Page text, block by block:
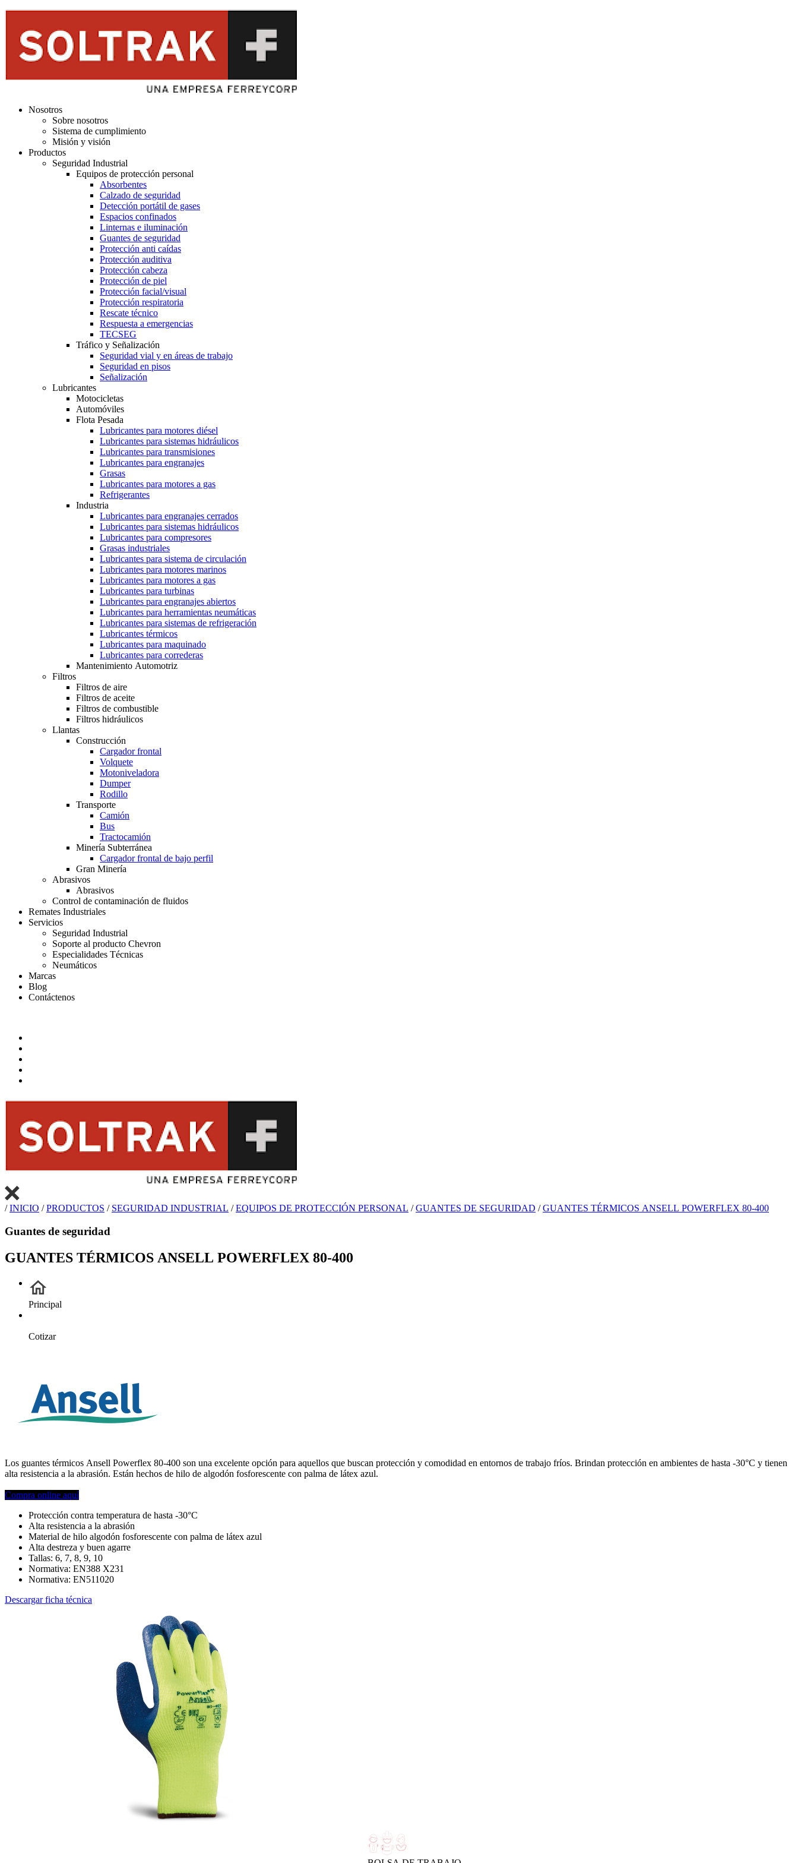
Nosotros
Sobre nosotros
Sistema de cumplimiento
Misión y visión
Productos
Seguridad Industrial
Equipos de protección personal
Absorbentes
Calzado de seguridad
Detección portátil de gases
Espacios confinados
Linternas e iluminación
Guantes de seguridad
Protección anti caídas
Protección auditiva
Protección cabeza
Protección de piel
Protección facial/visual
Protección respiratoria
Rescate técnico
Respuesta a emergencias
TECSEG
Tráfico y Señalización
Seguridad vial y en áreas de trabajo
Seguridad en pisos
Señalización
Lubricantes
Motocicletas
Automóviles
Flota Pesada
Lubricantes para motores diésel
Lubricantes para sistemas hidráulicos
Lubricantes para transmisiones
Lubricantes para engranajes
Grasas
Lubricantes para motores a gas
Refrigerantes
Industria
Lubricantes para engranajes cerrados
Lubricantes para sistemas hidráulicos
Lubricantes para compresores
Grasas industriales
Lubricantes para sistema de circulación
Lubricantes para motores marinos
Lubricantes para motores a gas
Lubricantes para turbinas
Lubricantes para engranajes abiertos
Lubricantes para herramientas neumáticas
Lubricantes para sistemas de refrigeración
Lubricantes térmicos
Lubricantes para maquinado
Lubricantes para correderas
Mantenimiento Automotriz
Filtros
Filtros de aire
Filtros de aceite
Filtros de combustible
Filtros hidráulicos
Llantas
Construcción
Cargador frontal
Volquete
Motoniveladora
Dumper
Rodillo
Transporte
Camión
Bus
Tractocamión
Minería Subterránea
Cargador frontal de bajo perfil
Gran Minería
Abrasivos
Abrasivos
Control de contaminación de fluidos
Remates Industriales
Servicios
Seguridad Industrial
Soporte al producto Chevron
Especialidades Técnicas
Neumáticos
Marcas
Blog
Contáctenos
/INICIO /PRODUCTOS / SEGURIDAD INDUSTRIAL /EQUIPOS DE PROTECCIÓN PERSONAL /GUANTES DE SEGURIDAD /GUANTES TÉRMICOS ANSELL POWERFLEX 80-400
Guantes de seguridad
GUANTES TÉRMICOS ANSELL POWERFLEX 80-400
Principal
Cotizar
Los guantes térmicos Ansell Powerflex 80-400 son una excelente opción para aquellos que buscan protección y comodidad en entornos de trabajo fríos. Brindan protección en ambientes de hasta -30°C y tienen
alta resistencia a la abrasión. Están hechos de hilo de algodón fosforescente con palma de látex azul.
Compra online aquí
Protección contra temperatura de hasta -30°C
Alta resistencia a la abrasión
Material de hilo algodón fosforescente con palma de látex azul
Alta destreza y buen agarre
Tallas: 6, 7, 8, 9, 10
Normativa: EN388 X231
Normativa: EN511020
Descargar ficha técnica